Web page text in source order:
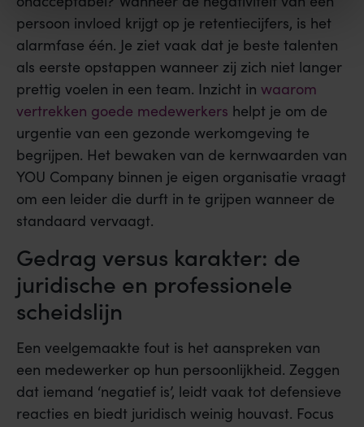
persoon invloed krijgt op je retentiecijfers, is het
alarmfase één. Je ziet vaak dat je beste talenten
als eerste opstappen wanneer zij zich niet langer
prettig voelen in een team. Inzicht in waarom
vertrekken goede medewerkers helpt je om de
urgentie van een gezonde werkomgeving te
begrijpen. Het bewaken van de kernwaarden van
YOU Company binnen je eigen organisatie vraagt
om een leider die durft in te grijpen wanneer de
standaard vervaagt.
Gedrag versus karakter: de
juridische en professionele
scheidslijn
Een veelgemaakte fout is het aanspreken van
een medewerker op hun persoonlijkheid. Zeggen
dat iemand ‘negatief is’, leidt vaak tot defensieve
reacties en biedt juridisch weinig houvast. Focus